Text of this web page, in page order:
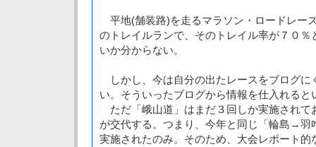
平地(舗装路)を走るマラソン・ロードレー
のトレイルランで、そのトレイル率が７０％
いか分からない。
しかし、今は自分の出たレースをブログに
い。そういったブログから情報を仕入れると
ただ「峨山道」はまだ３回しか実施されて
が交代する。つまり、今年と同じ「輪島→羽
実施されたのみ。そのため、大会レポート的